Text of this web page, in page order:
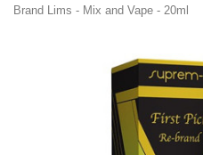
Brand Lims - Mix and Vape - 20ml